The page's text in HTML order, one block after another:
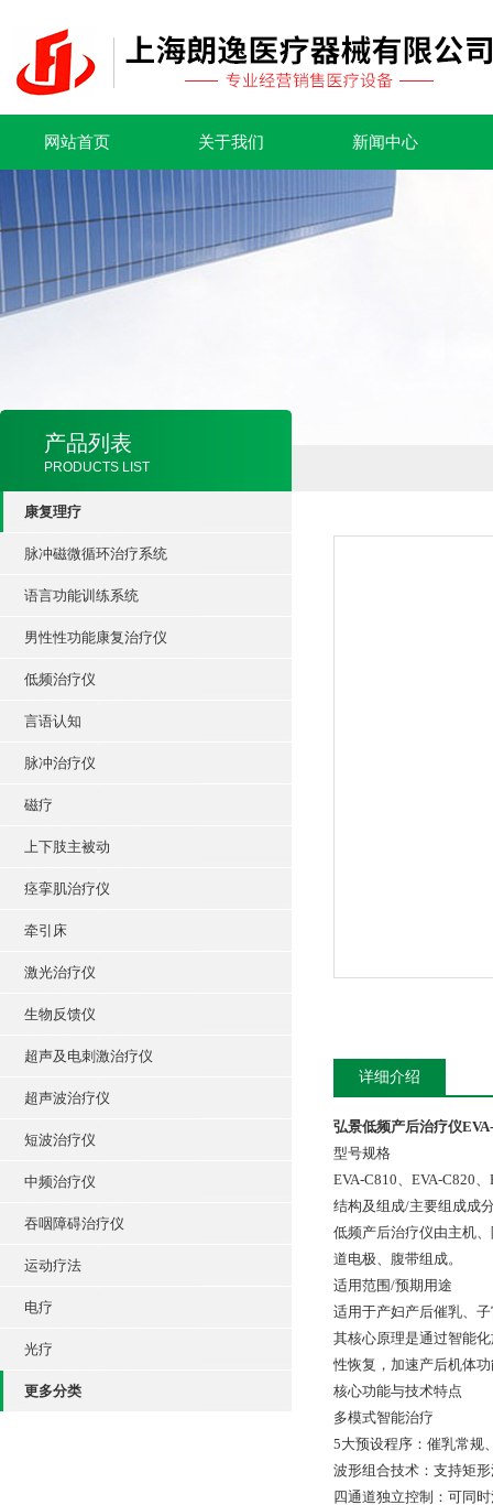
网站首页 关于我们 新闻中心
产品列表
PRODUCTS LIST
康复理疗
脉冲磁微循环治疗系统
语言功能训练系统
男性性功能康复治疗仪
低频治疗仪
言语认知
脉冲治疗仪
磁疗
上下肢主被动
痉挛肌治疗仪
牵引床
激光治疗仪
生物反馈仪
超声及电刺激治疗仪
超声波治疗仪
短波治疗仪
中频治疗仪
吞咽障碍治疗仪
运动疗法
电疗
光疗
更多分类
详细介绍
弘景低频产后治疗仪
型号规格
EVA-C810、EVA-C820
结构及组成/主要组成成
低频产后治疗仪由主机
道电极、腹带组成。
适用范围/预期用途
适用于产妇产后催乳、
其核心原理是通过智能
性恢复，加速产后机体
核心功能与技术特点
多模式智能治疗
5大预设程序：催乳常规
波形组合技术：支持矩
四通道独立控制：可同